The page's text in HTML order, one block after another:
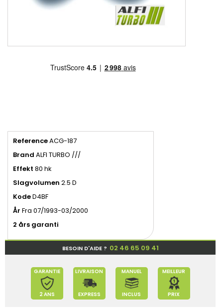
ReferenceACG-187
Brand ALFI TURBO ///
Effekt 80 hk
Slagvolumen 2.5 D
KodeD4BF
År Fra 07/1993-03/2000
2 års garanti
BESOIN D'AIDE ? 02 46 65 09 41
GARANTIE
2 ANS
LIVRAISON
EXPRESS
MANUEL
INCLUS
MEILLEUR
PRIX